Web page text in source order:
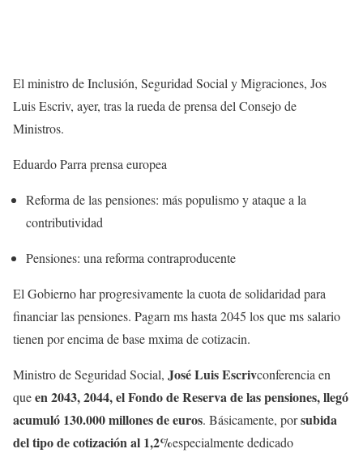
El ministro de Inclusión, Seguridad Social y Migraciones, Jos
Luis Escriv, ayer, tras la rueda de prensa del Consejo de
Ministros.
Eduardo Parraprensa europea
Reforma de las pensiones: más populismo y ataque a la
contributividad
Pensiones: una reforma contraproducente
El Gobierno har progresivamente la cuota de solidaridad para
financiar las pensiones. Pagarn ms hasta 2045 los que ms salario
tienen por encima de base mxima de cotizacin.
Ministro de Seguridad Social, José Luis Escrivconferencia en
queen 2043, 2044, el Fondo de Reserva de las pensiones, llegó
acumuló 130.000 millones de euros. Básicamente, porsubida
del tipo de cotización al 1,2%especialmente dedicado